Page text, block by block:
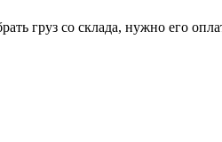
груз со склада, нужно его